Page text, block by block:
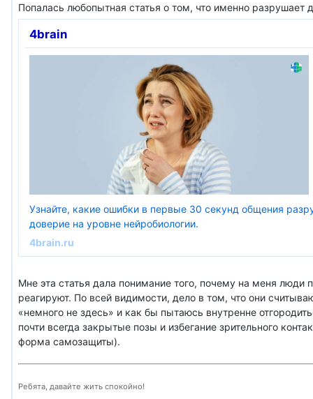
Попалась любопытная статья о том, что именно разрушает
4brain
Узнайте, какие ошибки в первые 30 секунд общения
доверие на уровне нейробиологии.
4brain.ru
Мне эта статья дала понимание того, почему на меня люди
реагируют. По всей видимости, дело в том, что они
«немного не здесь» и как бы пытаюсь внутренне
почти всегда закрытые позы и избегание зрительного
форма самозащиты).
Ребята, давайте жить спокойно!